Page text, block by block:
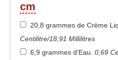
cm
20,8 grammes de Crème
Centilitre/18,91 Millilitres
6,9 grammes d'Eau. 0,69